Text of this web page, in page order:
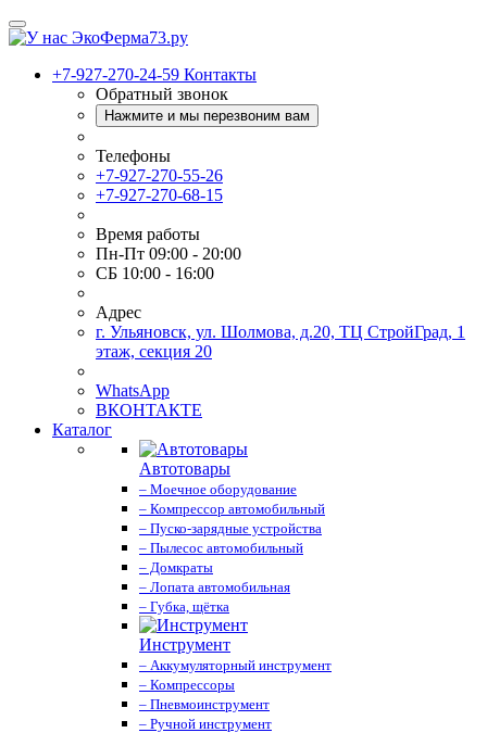
+7-927-270-24-59 Контакты
Обратный звонок
Нажмите и мы перезвоним вам
Телефоны
+7-927-270-55-26
+7-927-270-68-15
Время работы
Пн-Пт 09:00 - 20:00
СБ 10:00 - 16:00
Адрес
г. Ульяновск, ул. Шолмова, д.20, ТЦ СтройГрад, 1
этаж, секция 20
WhatsApp
ВКОНТАКТЕ
Каталог
Автотовары
– Моечное оборудование
– Компрессор автомобильный
– Пуско-зарядные устройства
– Пылесос автомобильный
– Домкраты
– Лопата автомобильная
– Губка, щётка
Инструмент
– Аккумуляторный инструмент
– Компрессоры
– Пневмоинструмент
– Ручной инструмент